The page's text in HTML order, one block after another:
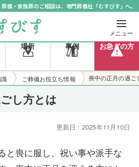
儀・家族葬のご相談は、専門葬儀社「むすびす」へ。
メニュー
場所 事例 お急ぎの方
ご葬儀お役立ち情報 喪中の正月の過ご
し方とは
更新日 : 2025年11月10日
と喪に服し、祝い事や派手な